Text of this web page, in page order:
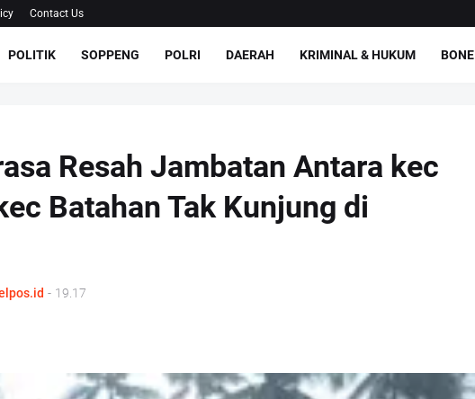
Contact Us
POLITIK SOPPENG POLRI DAERAH KRIMINAL & HUKUM BONE
Resah Jambatan Antara kec
Batahan Tak Kunjung di
- 19.17